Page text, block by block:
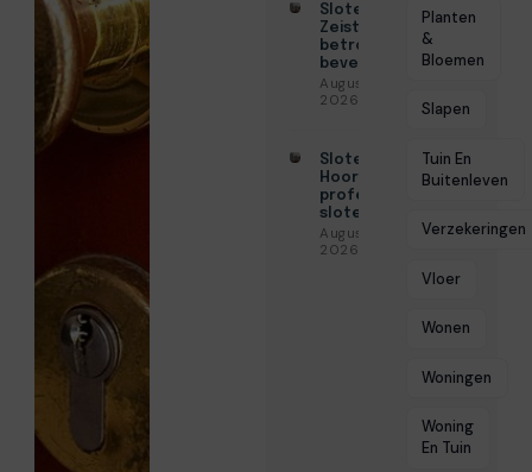
Slotenmaker
Zeist voor
betrouwbare
beveiliging
Augustus 3,
2026
Slotenmaker
Hoorn voor
professionele
slotenservice
Augustus 3,
2026
Planten
&
Bloemen
Slapen
Tuin En
Buitenleven
Verzekeringen
Vloer
Wonen
Woningen
Woning
En Tuin